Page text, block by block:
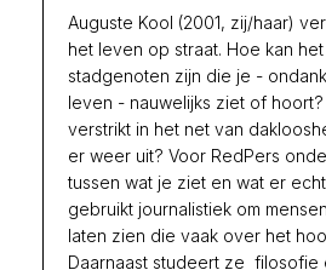
Auguste Kool (2001, zij/haar)
het leven op straat. Hoe kan
stadgenoten zijn die je -
leven - nauwelijks ziet of
verstrikt in het net van
er weer uit? Voor RedPers
tussen wat je ziet en wat er
gebruikt journalistiek om
laten zien die vaak over het
Daarnaast studeert ze